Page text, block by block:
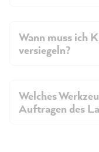
Wann muss ich
versiegeln?
Welches
Auftragen des